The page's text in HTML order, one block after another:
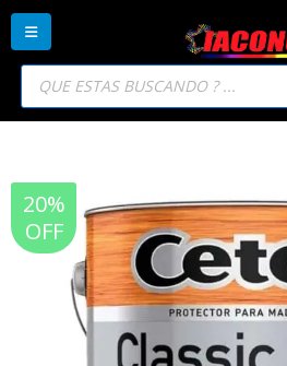
Búsqueda
productos
20%
OFF